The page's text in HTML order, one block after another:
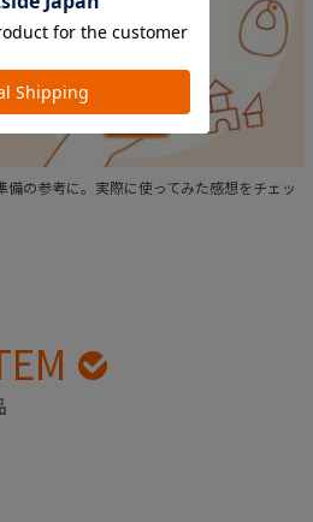
備の参考に。実際に使ってみた感想をチェッ